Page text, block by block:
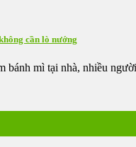
cần lò nướng
bánh mì tại nhà, nhiều